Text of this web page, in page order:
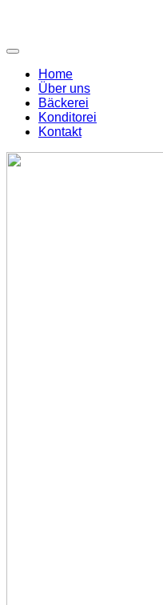
Home
Über uns
Bäckerei
Konditorei
Kontakt